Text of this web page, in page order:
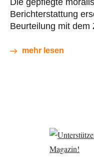
Die gepflegte
Berichterstattung
Beurteilung mit dem
mehr lesen